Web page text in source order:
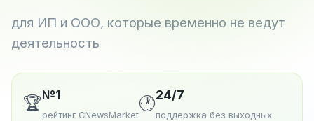
для ИП и ООО, которые временно не ведут
деятельность
🏆№1
рейтинг CNewsMarket
🕐24/7
поддержка без выходных